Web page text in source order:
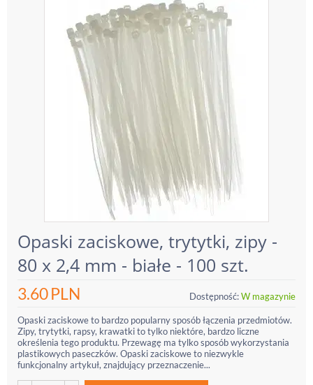
Opaski zaciskowe, trytytki, zipy -
80 x 2,4 mm - białe - 100 szt.
3.60PLN Dostępność:W magazynie
Opaski zaciskowe to bardzo popularny sposób łączenia przedmiotów.
Zipy, trytytki, rapsy, krawatki to tylko niektóre, bardzo liczne
określenia tego produktu. Przewagę ma tylko sposób wykorzystania
plastikowych paseczków. Opaski zaciskowe to niezwykle
funkcjonalny artykuł, znajdujący przeznaczenie...